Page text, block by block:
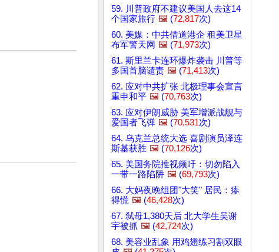
59. 川普政府不建议美国人去这14
个国家旅行 🖼️ (72,817次)
60. 美媒：中共借道港企 租美卫星
布军警天网 🖼️ (71,973次)
61. 斯里兰卡连环爆炸袭击 川普等
多国首脑谴责 🖼️ (71,413次)
62. 应对中共扩张 北极理事会宣言
重申和平 🖼️ (70,763次)
63. 应对伊朗威胁 美军增派战舰与
爱国者飞弹 🖼️ (70,531次)
64. 乌克兰总统大选 喜剧演员泽连
斯基获胜 🖼️ (70,126次)
65. 美国务院推视频吁：切勿陷入
一带一路陷阱 🖼️ (69,793次)
66. 大妈夜晚组团"大笑" 居民：瘆
得慌 🖼️ (46,428次)
67. 弑母1,380天后 北大学生吴谢
宇被抓 🖼️ (42,724次)
68. 美容业乱象 用鸡翅练习割双眼